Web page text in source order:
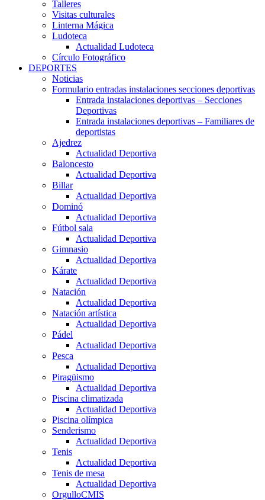
Talleres
Visitas culturales
Linterna Mágica
Ludoteca
Actualidad Ludoteca
Círculo Fotográfico
DEPORTES
Noticias
Formulario entradas instalaciones secciones deportivas
Entrada instalaciones deportivas – Secciones
Deportivas
Entrada instalaciones deportivas – Familiares de
deportistas
Ajedrez
Actualidad Deportiva
Baloncesto
Actualidad Deportiva
Billar
Actualidad Deportiva
Dominó
Actualidad Deportiva
Fútbol sala
Actualidad Deportiva
Gimnasio
Actualidad Deportiva
Kárate
Actualidad Deportiva
Natación
Actualidad Deportiva
Natación artística
Actualidad Deportiva
Pádel
Actualidad Deportiva
Pesca
Actualidad Deportiva
Piragüismo
Actualidad Deportiva
Piscina climatizada
Actualidad Deportiva
Piscina olímpica
Senderismo
Actualidad Deportiva
Tenis
Actualidad Deportiva
Tenis de mesa
Actualidad Deportiva
OrgulloCMIS